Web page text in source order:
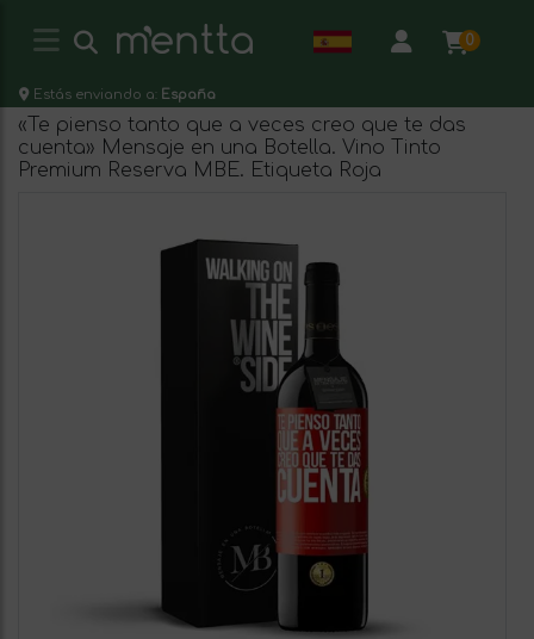
0
Estás enviando a: España
«Te pienso tanto que a veces creo que te das
cuenta» Mensaje en una Botella. Vino Tinto
Premium Reserva MBE. Etiqueta Roja